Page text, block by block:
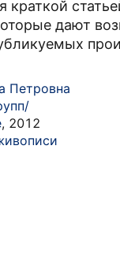
краткой
дают
Петровна
, 2012